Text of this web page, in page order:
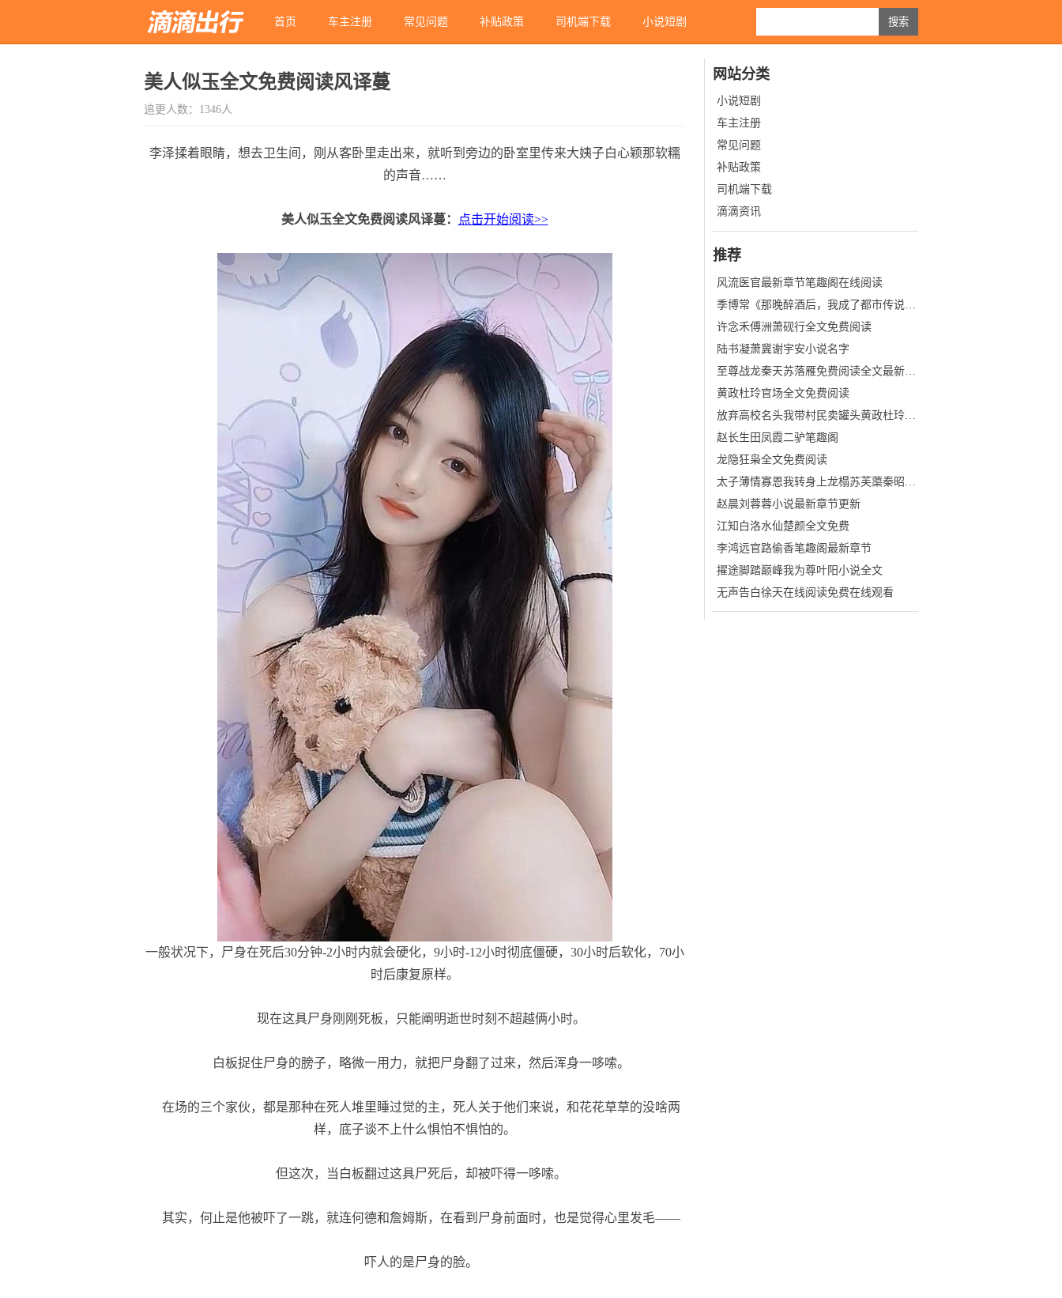
首页 车主注册 常见问题 补贴政策 司机端下载 小说短剧
美人似玉全文免费阅读风译蔓
追更人数：1346人
李泽揉着眼睛，想去卫生间，刚从客卧里走出来，就听到旁边的卧室里传来大姨子白心颖那软糯
的声音……
美人似玉全文免费阅读风译蔓： 点击开始阅读>>
一般状况下，尸身在死后30分钟-2小时内就会硬化，9小时-12小时彻底僵硬，30小时后软化，70小
时后康复原样。
现在这具尸身刚刚死板，只能阐明逝世时刻不超越俩小时。
白板捉住尸身的膀子，略微一用力，就把尸身翻了过来，然后浑身一哆嗦。
在场的三个家伙，都是那种在死人堆里睡过觉的主，死人关于他们来说，和花花草草的没啥两
样，底子谈不上什么惧怕不惧怕的。
但这次，当白板翻过这具尸死后，却被吓得一哆嗦。
其实，何止是他被吓了一跳，就连何德和詹姆斯，在看到尸身前面时，也是觉得心里发毛——
吓人的是尸身的脸。
网站分类
小说短剧
车主注册
常见问题
补贴政策
司机端下载
滴滴资讯
推荐
风流医官最新章节笔趣阁在线阅读
季博常《那晚醉酒后，我成了都市传说》完整版
许念禾傅洲萧砚行全文免费阅读
陆书凝萧冀谢宇安小说名字
至尊战龙秦天苏落雁免费阅读全文最新章节
黄政杜玲官场全文免费阅读
放弃高校名头我带村民卖罐头黄政杜玲杜珑小说完整版
赵长生田凤霞二驴笔趣阁
龙隐狂枭全文免费阅读
太子薄情寡恩我转身上龙榻苏芙蕖秦昭霖秦燊小说完整版
赵晨刘蓉蓉小说最新章节更新
江知白洛水仙楚颜全文免费
李鸿远官路偷香笔趣阁最新章节
擢途脚踏巅峰我为尊叶阳小说全文
无声告白徐天在线阅读免费在线观看